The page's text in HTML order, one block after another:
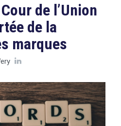
sur le RGPD
de l'innovation
de l’Union
de la
marques